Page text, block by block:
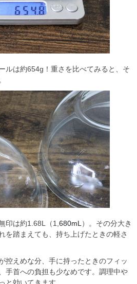
ルは約654g！重さを比べてみると、そ
印は約1.68L（1, 680mL ）。その分大き
を踏まえても、持ち上げたときの軽さ
控えめな分、手に持ったときのフィッ
手首への負担も少なめです。調理中や
と効いてきます。